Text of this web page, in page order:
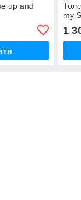
up and
my
1